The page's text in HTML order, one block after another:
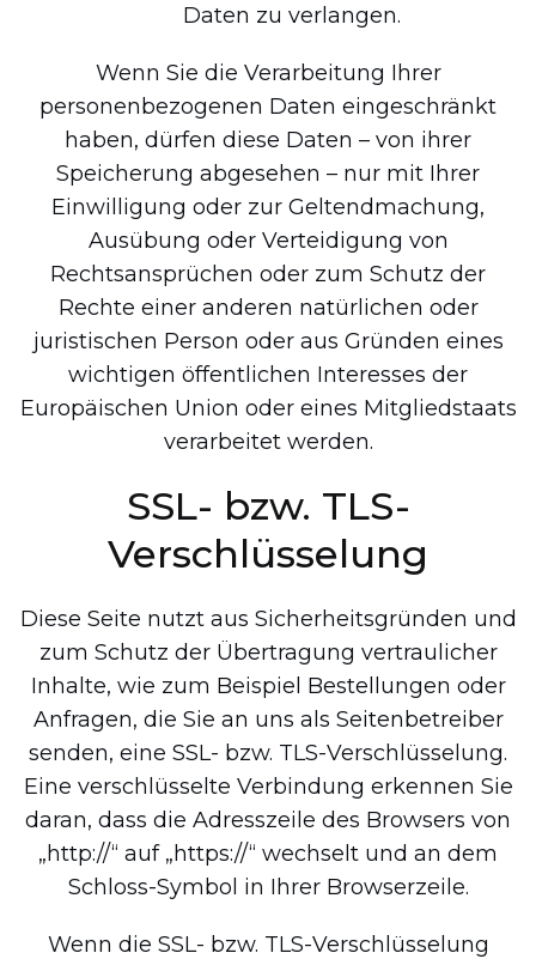
Daten zu verlangen.
Wenn Sie die Verarbeitung Ihrer
personenbezogenen Daten eingeschränkt
haben, dürfen diese Daten – von ihrer
Speicherung abgesehen – nur mit Ihrer
Einwilligung oder zur Geltendmachung,
Ausübung oder Verteidigung von
Rechtsansprüchen oder zum Schutz der
Rechte einer anderen natürlichen oder
juristischen Person oder aus Gründen eines
wichtigen öffentlichen Interesses der
Europäischen Union oder eines Mitgliedstaats
verarbeitet werden.
SSL- bzw. TLS-
Verschlüsselung
Diese Seite nutzt aus Sicherheitsgründen und
zum Schutz der Übertragung vertraulicher
Inhalte, wie zum Beispiel Bestellungen oder
Anfragen, die Sie an uns als Seitenbetreiber
senden, eine SSL- bzw. TLS-Verschlüsselung.
Eine verschlüsselte Verbindung erkennen Sie
daran, dass die Adresszeile des Browsers von
„http://“ auf „https://“ wechselt und an dem
Schloss-Symbol in Ihrer Browserzeile.
Wenn die SSL- bzw. TLS-Verschlüsselung